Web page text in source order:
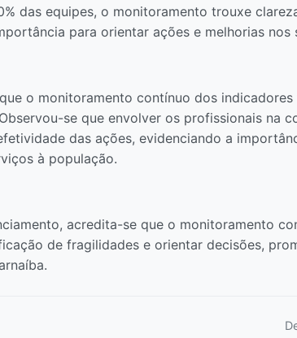
das equipes, o monitoramento trouxe
para orientar ações e melhorias nos
o monitoramento contínuo dos
se que envolver os profissionais na
das ações, evidenciando a
à população.
acredita-se que o monitoramento
de fragilidades e orientar decisões,